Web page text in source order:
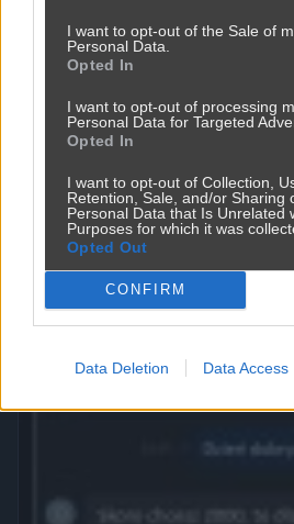
I want to opt-out of the Sale of
Personal Data.
Opted In
I want to opt-out of processing
Personal Data for Targeted
Opted In
I want to opt-out of Collection,
Retention, Sale, and/or Sharing
Personal Data that Is Unrelated
Purposes for which it was
Opted Out
CONFIRM
Data Deletion Data Access
Ojoj ojjj jacy oni biedni